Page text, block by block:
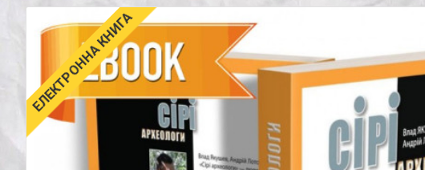
ЕЛЕКТРОННА КНИГА